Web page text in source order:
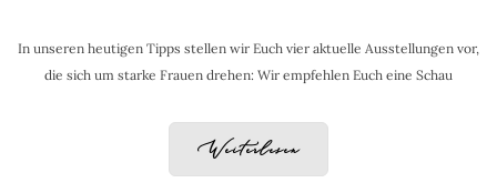
In unseren heutigen Tipps stellen wir Euch vier aktuelle Ausstellungen vor,
die sich um starke Frauen drehen: Wir empfehlen Euch eine Schau
Weiterlesen